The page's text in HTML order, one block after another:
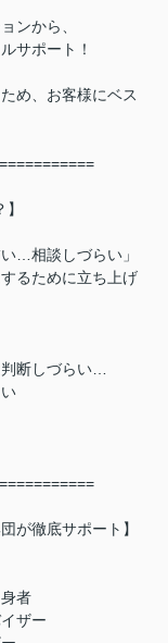
ンから、
サポート！
め、お客様にベス
…相談しづらい」
るために立ち上げ
断しづらい…
が徹底サポート】
者
ザー